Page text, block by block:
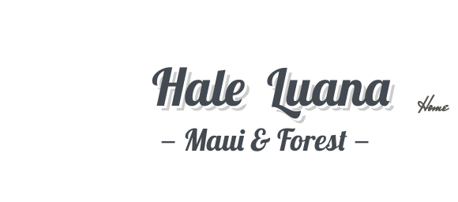
－Maui & Forest－
Hale Luana Home